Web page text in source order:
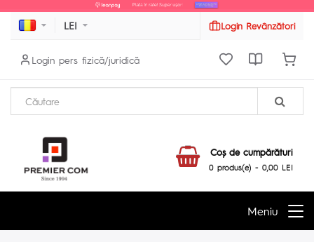
LEI Login Revânzători
Login pers fizică/juridică
Coş de cumpărături
0 produs(e) - 0,00 LEI
Meniu